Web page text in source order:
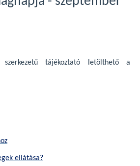
tájékoztató letölthető a
ellátása?